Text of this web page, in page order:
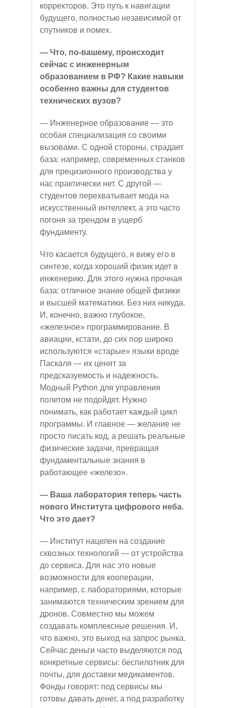
корректоров. Это путь к навигации
будущего, полностью независимой от
спутников и помех.
— Что, по-вашему, происходит
сейчас с инженерным
образованием в РФ? Какие навыки
особенно важны для студентов
технических вузов?
— Инженерное образование — это
особая специализация со своими
вызовами. С одной стороны, страдает
база: например, современных станков
для прецизионного производства у
нас практически нет. С другой —
студентов перехватывает мода на
искусственный интеллект, а это часто
погоня за трендом в ущерб
фундаменту.
Что касается будущего, я вижу его в
синтезе, когда хороший физик идет в
инженерию. Для этого нужна прочная
база: отличное знание общей физики
и высшей математики. Без них никуда.
И, конечно, важно глубокое,
«железное» программирование. В
авиации, кстати, до сих пор широко
используются «старые» языки вроде
Паскаля — их ценят за
предсказуемость и надежность.
Модный Python для управления
полетом не подойдет. Нужно
понимать, как работает каждый цикл
программы. И главное — желание не
просто писать код, а решать реальные
физические задачи, превращая
фундаментальные знания в
работающее «железо».
— Ваша лаборатория теперь часть
нового Института цифрового неба.
Что это дает?
— Институт нацелен на создание
сквозных технологий — от устройства
до сервиса. Для нас это новые
возможности для кооперации,
например, с лабораториями, которые
занимаются техническим зрением для
дронов. Совместно мы можем
создавать комплексные решения. И,
что важно, это выход на запрос рынка.
Сейчас деньги часто выделяются под
конкретные сервисы: беспилотник для
почты, для доставки медикаментов.
Фонды говорят: под сервисы мы
готовы давать денег, а под разработку